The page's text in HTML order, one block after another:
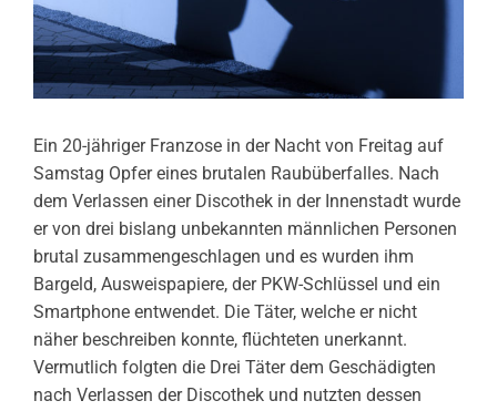
Ein 20-jähriger Franzose in der Nacht von Freitag auf
Samstag Opfer eines brutalen Raubüberfalles. Nach
dem Verlassen einer Discothek in der Innenstadt wurde
er von drei bislang unbekannten männlichen Personen
brutal zusammengeschlagen und es wurden ihm
Bargeld, Ausweispapiere, der PKW-Schlüssel und ein
Smartphone entwendet. Die Täter, welche er nicht
näher beschreiben konnte, flüchteten unerkannt.
Vermutlich folgten die Drei Täter dem Geschädigten
nach Verlassen der Discothek und nutzten dessen